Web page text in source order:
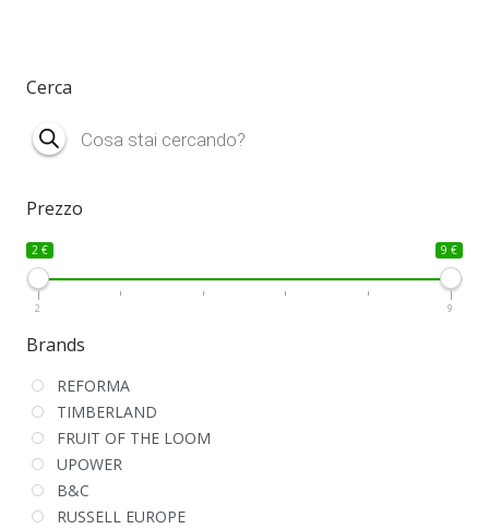
Cerca
Products
search
Prezzo
2 € 9 €
2 9
Brands
REFORMA
TIMBERLAND
FRUIT OF THE LOOM
UPOWER
B&C
RUSSELL EUROPE